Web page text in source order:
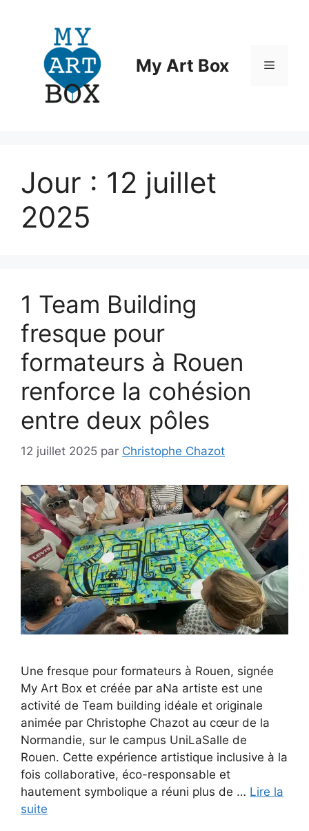
My Art Box Menu
Jour : 12 juillet
2025
1 Team Building
fresque pour
formateurs à Rouen
renforce la cohésion
entre deux pôles
12 juillet 2025 par Christophe Chazot
Une fresque pour formateurs à Rouen, signée
My Art Box et créée par aNa artiste est une
activité de Team building idéale et originale
animée par Christophe Chazot au cœur de la
Normandie, sur le campus UniLaSalle de
Rouen. Cette expérience artistique inclusive à la
fois collaborative, éco-responsable et
hautement symbolique a réuni plus de … Lire la
suite